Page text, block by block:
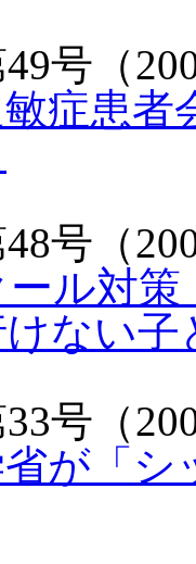
号（
症患者
号（
ル対
ない
号（
が「